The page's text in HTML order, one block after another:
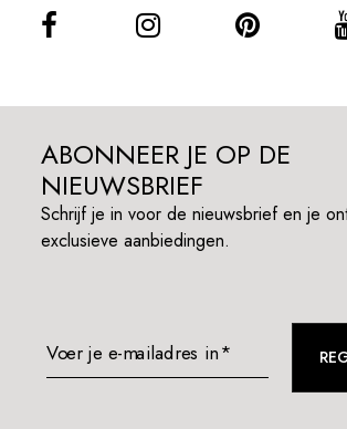
ABONNEER JE OP DE
NIEUWSBRIEF
Schrijf je in voor de nieuwsbrief en je
exclusieve aanbiedingen.
Voer je e-mailadres in*